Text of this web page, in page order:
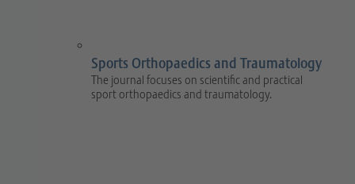
Sports Orthopaedics and Traumatology
The journal focuses on scientific and practical
sport orthopaedics and traumatology.